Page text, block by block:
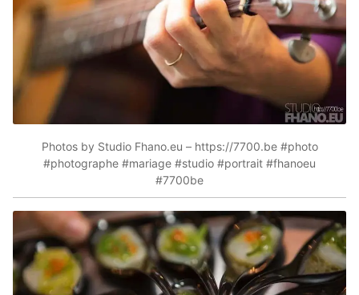
Photos by Studio Fhano.eu – https://7700.be #photo
#photographe #mariage #studio #portrait #fhanoeu
#7700be